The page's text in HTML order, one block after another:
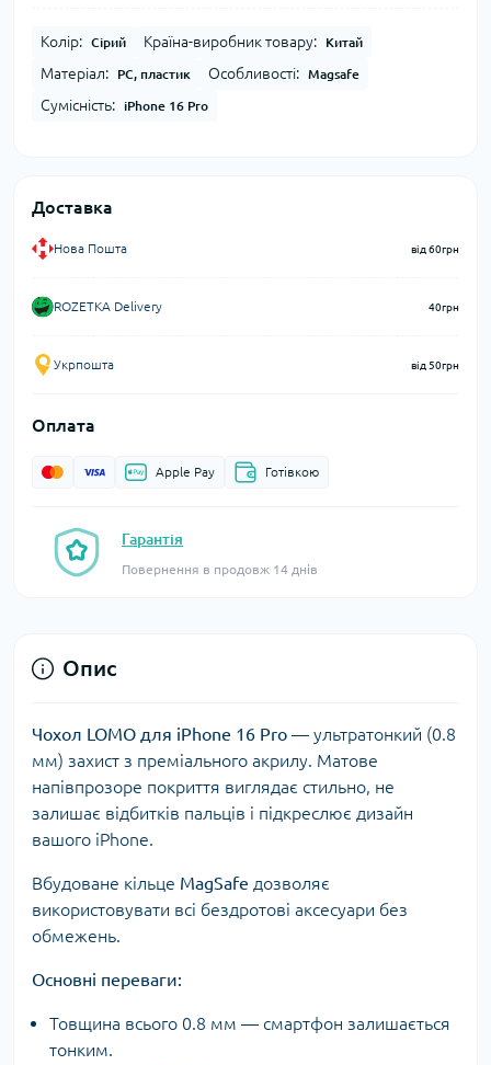
Колір: Сірий Країна-виробник товару: Китай
Матеріал: PC, пластик Особливості: Magsafe
Сумісність: iPhone 16 Pro
Доставка
Нова Пошта від 60грн
ROZETKA Delivery 40грн
Укрпошта від 50грн
Оплата
Apple Pay Готівкою
Гарантія
Повернення в продовж 14 днів
Опис
Чохол LOMO для iPhone 16 Pro — ультратонкий (0.8
мм) захист з преміального акрилу. Матове
напівпрозоре покриття виглядає стильно, не
залишає відбитків пальців і підкреслює дизайн
вашого iPhone.
Вбудоване кільце MagSafe дозволяє
використовувати всі бездротові аксесуари без
обмежень.
Основні переваги:
Товщина всього 0.8 мм — смартфон залишається
тонким.